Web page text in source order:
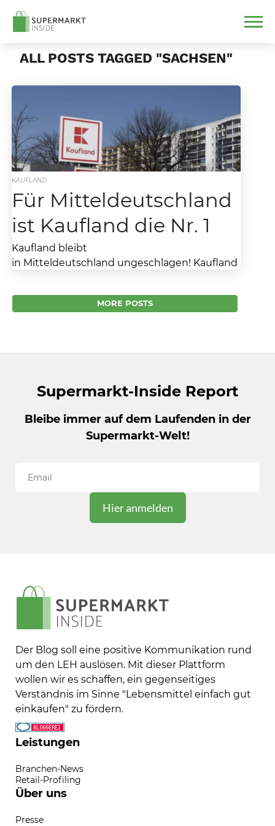
ALL POSTS TAGGED "SACHSEN"
KAUFLAND
Für Mitteldeutschland
ist Kaufland die Nr. 1
Kaufland bleibt
in Mitteldeutschland ungeschlagen! Kaufland
Einkaufsmärkte in Sachsen, Sachsen- Anhalt
und Thüringen. Im Ranking der beliebtesten
MORE POSTS
Supermarkt-Inside Report
Bleibe immer auf dem Laufenden in der
Supermarkt-Welt!
Der Blog soll eine positive Kommunikation rund
um den LEH auslösen. Mit dieser Plattform
wollen wir es schaffen, ein gegenseitiges
Verständnis im Sinne "Lebensmittel einfach gut
einkaufen" zu fördern.
Leistungen
Branchen-News
Retail-Profiling
Über uns
Presse